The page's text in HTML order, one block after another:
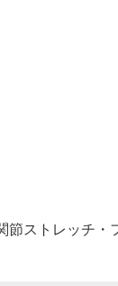
ストレッチ・